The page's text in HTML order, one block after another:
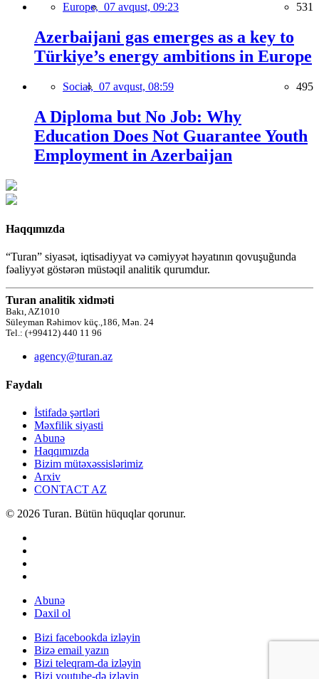
Europe, 07 avqust, 09:23 531
Azerbaijani gas emerges as a key to
Türkiye’s energy ambitions in Europe
Social, 07 avqust, 08:59 495
A Diploma but No Job: Why
Education Does Not Guarantee Youth
Employment in Azerbaijan
Haqqımızda
“Turan” siyasət, iqtisadiyyat və cəmiyyət həyatının qovuşuğunda
fəaliyyət göstərən müstəqil analitik qurumdur.
Turan analitik xidməti
Bakı, AZ1010
Süleyman Rəhimov küç.,186, Mən. 24
Tel.: (+99412) 440 11 96
agency@turan.az
Faydalı
İstifadə şərtləri
Məxfilik siyasti
Abunə
Haqqımızda
Bizim mütəxəssislərimiz
Arxiv
CONTACT AZ
© 2026 Turan. Bütün hüquqlar qorunur.
Abunə
Daxil ol
Bizi facebookda izləyin
Bizə email yazın
Bizi teleqram-da izləyin
Bizi youtube-də izləyin